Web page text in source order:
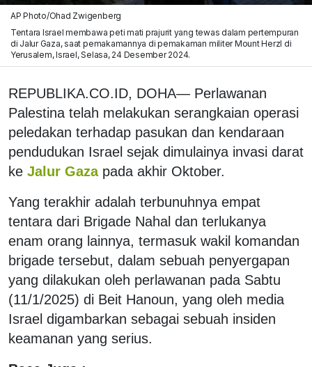
AP Photo/Ohad Zwigenberg
Tentara Israel membawa peti mati prajurit yang tewas dalam pertempuran
di Jalur Gaza, saat pemakamannya di pemakaman militer Mount Herzl di
Yerusalem, Israel, Selasa, 24 Desember 2024.
REPUBLIKA.CO.ID, DOHA— Perlawanan
Palestina telah melakukan serangkaian operasi
peledakan terhadap pasukan dan kendaraan
pendudukan Israel sejak dimulainya invasi darat
ke Jalur Gaza pada akhir Oktober.
Yang terakhir adalah terbunuhnya empat
tentara dari Brigade Nahal dan terlukanya
enam orang lainnya, termasuk wakil komandan
brigade tersebut, dalam sebuah penyergapan
yang dilakukan oleh perlawanan pada Sabtu
(11/1/2025) di Beit Hanoun, yang oleh media
Israel digambarkan sebagai sebuah insiden
keamanan yang serius.